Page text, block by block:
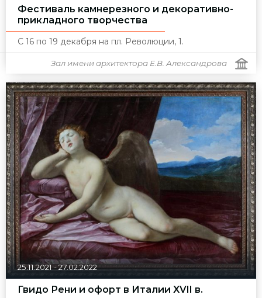
Фестиваль камнерезного и декоративно-
прикладного творчества
С 16 по 19 декабря на пл. Революции, 1.
Зал имени архитектора Е.В. Александрова
25.11.2021-27.02.2022
Гвидо Рени и офорт в Италии XVII в.